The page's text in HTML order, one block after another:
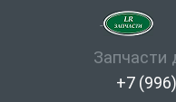
-
Запчасти
+7